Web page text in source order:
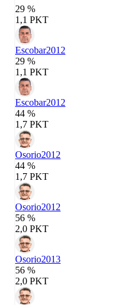
29 %
1,1 PKT
Escobar2012
29 %
1,1 PKT
Escobar2012
44 %
1,7 PKT
Osorio2012
44 %
1,7 PKT
Osorio2012
56 %
2,0 PKT
Osorio2013
56 %
2,0 PKT